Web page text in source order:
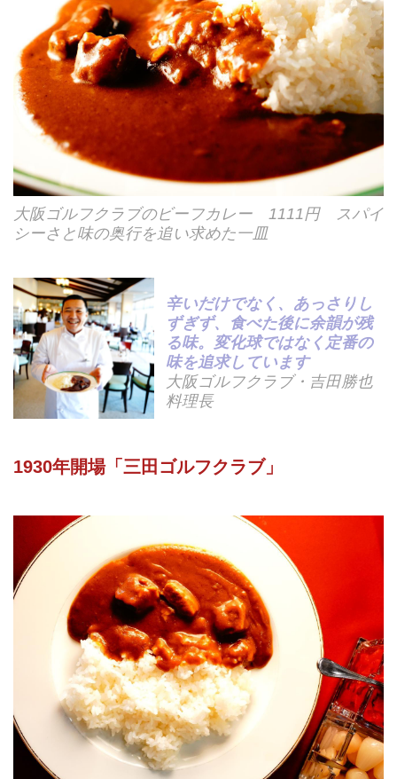
大阪ゴルフクラブのビーフカレー 1111円 スパイ
シーさと味の奥行を追い求めた一皿
辛いだけでなく、あっさりし
ずぎず、食べた後に余韻が残
る味。変化球ではなく定番の
味を追求しています
大阪ゴルフクラブ・吉田勝也
料理長
1930年開場「三田ゴルフクラブ」